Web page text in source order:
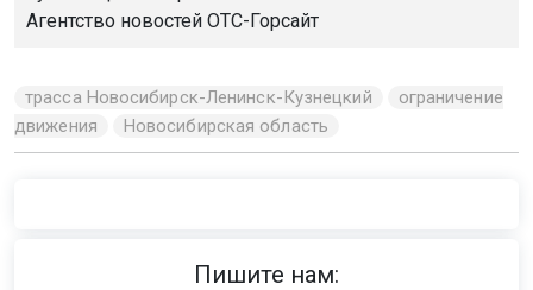
Агентство новостей ОТС-Горсайт
трасса Новосибирск-Ленинск-Кузнецкий
ограничение
движения
Новосибирская область
Пишите нам: